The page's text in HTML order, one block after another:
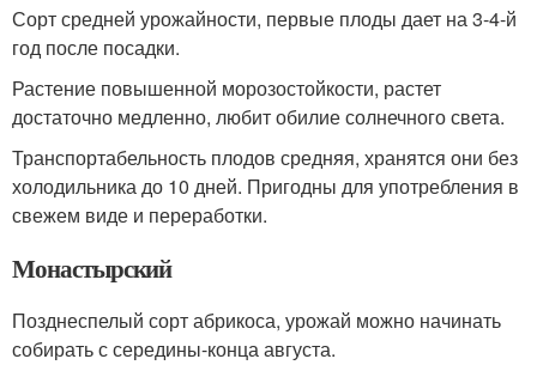
Сорт средней урожайности, первые плоды дает на 3-4-й
год после посадки.
Растение повышенной морозостойкости, растет
достаточно медленно, любит обилие солнечного света.
Транспортабельность плодов средняя, хранятся они без
холодильника до 10 дней. Пригодны для употребления в
свежем виде и переработки.
Монастырский
Позднеспелый сорт абрикоса, урожай можно начинать
собирать с середины-конца августа.